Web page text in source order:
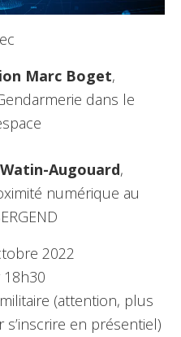
Marc Boget,
dans le
Augouard,
numérique au
2022
(attention, plus
en présentiel)